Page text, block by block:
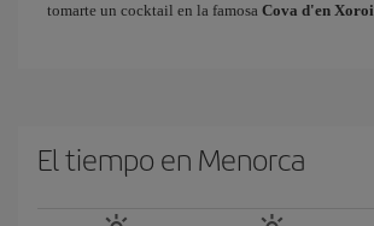
tomarte un cocktail en la famosa Cova d'en Xoroi
El tiempo en Menorca